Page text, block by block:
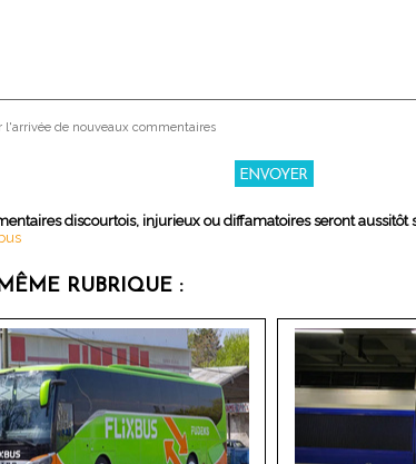
l'arrivée de nouveaux commentaires
discourtois, injurieux ou diffamatoires seront
RUBRIQUE :